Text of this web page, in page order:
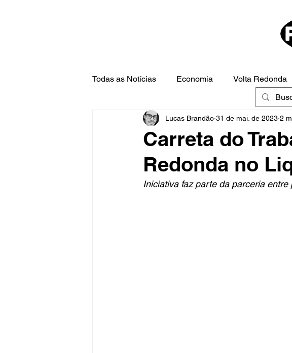
Todas as Notícias Economia Volta Redonda
Barra Mansa Pinheiral Polícia
Carreta do
Redonda no
Lucas Brandão 31 de mai. de 2023 2
Iniciativa faz parte da parceria